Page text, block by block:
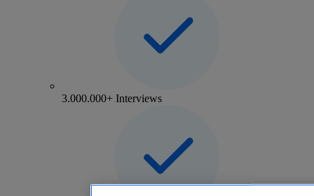
3.000.000+ Interviews